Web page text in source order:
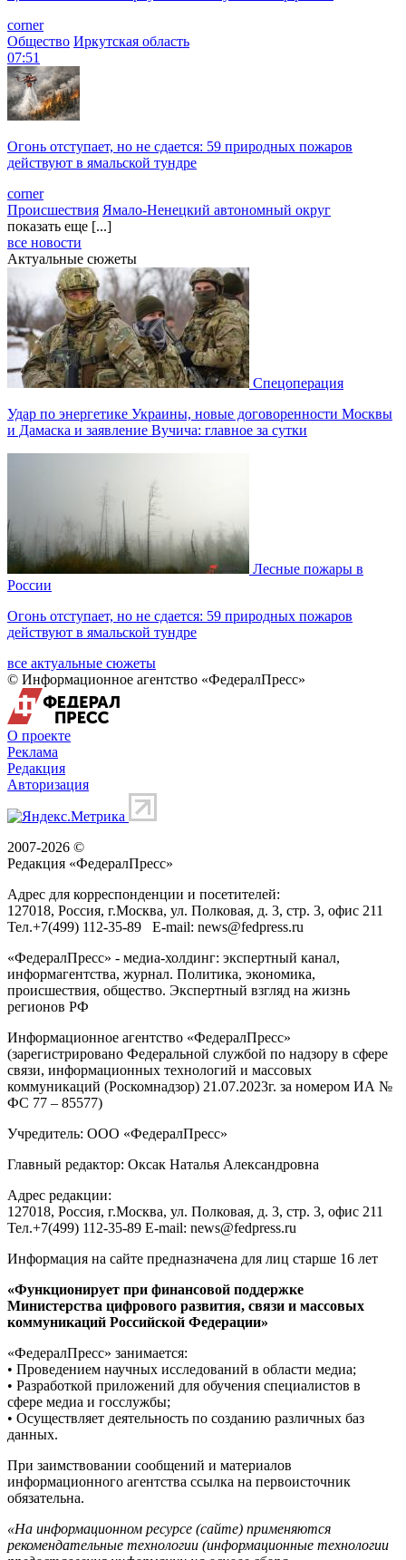
corner
Общество Иркутская область
07:51
Огонь отступает, но не сдается: 59 природных пожаров
действуют в ямальской тундре
corner
Происшествия Ямало-Ненецкий автономный округ
показать еще [...]
все новости
Актуальные сюжеты
Спецоперация
Удар по энергетике Украины, новые договоренности Москвы
и Дамаска и заявление Вучича: главное за сутки
Лесные пожары в
России
Огонь отступает, но не сдается: 59 природных пожаров
действуют в ямальской тундре
все актуальные сюжеты
© Информационное агентство «ФедералПресс»
О проекте
Реклама
Редакция
Авторизация
2007-2026 ©
Редакция «ФедералПресс»
Адрес для корреспонденции и посетителей:
127018, Россия, г.Москва, ул. Полковая, д. 3, стр. 3, офис 211
Тел.+7(499) 112-35-89 E-mail: news@fedpress.ru
«ФедералПресс» - медиа-холдинг: экспертный канал,
информагентства, журнал. Политика, экономика,
происшествия, общество. Экспертный взгляд на жизнь
регионов РФ
Информационное агентство «ФедералПресс»
(зарегистрировано Федеральной службой по надзору в сфере
связи, информационных технологий и массовых
коммуникаций (Роскомнадзор) 21.07.2023г. за номером ИА №
ФС 77 – 85577)
Учредитель: ООО «ФедералПресс»
Главный редактор: Оксак Наталья Александровна
Адрес редакции:
127018, Россия, г.Москва, ул. Полковая, д. 3, стр. 3, офис 211
Тел.+7(499) 112-35-89 E-mail: news@fedpress.ru
Информация на сайте предназначена для лиц старше 16 лет
«Функционирует при финансовой поддержке
Министерства цифрового развития, связи и массовых
коммуникаций Российской Федерации»
«ФедералПресс» занимается:
• Проведением научных исследований в области медиа;
• Разработкой приложений для обучения специалистов в
сфере медиа и госслужбы;
• Осуществляет деятельность по созданию различных баз
данных.
При заимствовании сообщений и материалов
информационного агентства ссылка на первоисточник
обязательна.
«На информационном ресурсе (сайте) применяются
рекомендательные технологии (информационные технологии